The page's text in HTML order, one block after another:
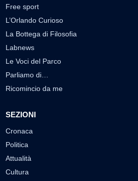
Free sport
L’Orlando Curioso
La Bottega di Filosofia
Labnews
Le Voci del Parco
Parliamo di…
Ricomincio da me
SEZIONI
Cronaca
Politica
Attualità
Cultura